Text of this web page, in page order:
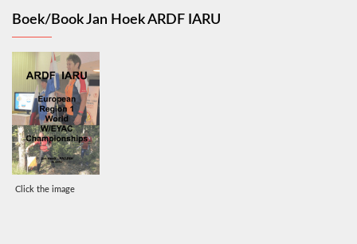
Boek/Book Jan Hoek ARDF IARU
Click the image